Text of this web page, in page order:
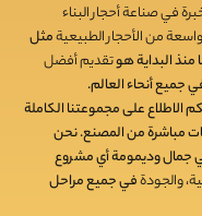
في صناعة أحجار البناء
من الأحجار الطبيعيةمثل
منذ البداية هوتقديم أفضل
جميع أنحاء العالم.
الاطلاع على مجموعتنا الكاملة
مباشرة من المصنع. نحن
جمال وديمومة أي مشروع
والجودةفي جميع مراحل